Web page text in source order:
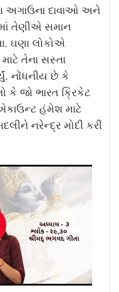
અગાઉના દાવાઓ અને
તેણીએ સમાન
ઘણા લોકોએ
તેના સસ્તા
નોંધનીય છે કે
કે જો ભારત ક્રિકેટ
હંમેશ માટે
નરેન્દ્ર મોદી કરી